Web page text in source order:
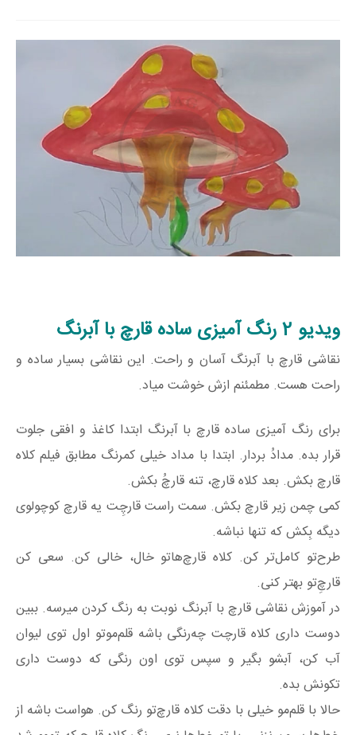
ویدیو 2 رنگ آمیزی ساده قارچ با آبرنگ
نقاشی قارچ با آبرنگ آسان و راحت. این نقاشی بسیار ساده و
راحت هست. مطمئنم ازش خوشت میاد.
برای رنگ آمیزی ساده قارچ با آبرنگ ابتدا کاغذ و افقی جلوت
قرار بده. مدادُ بردار. ابتدا با مداد خیلی کمرنگ مطابق فیلم کلاه
قارچ بکش. بعد کلاه قارچ، تنه قارچُ بکش.
کمی چمن زیر قارچ بکش. سمت راست قارچِت یه قارچ کوچولوی
دیگه بِکش که تنها نباشه.
طرح‌تو کامل‌تر کن. کلاه قارچ‌هاتو خال، خالی کن. سعی کن
قارچ‌ِتو بهتر کنی.
در آموزش نقاشی قارچ با آبرنگ نوبت به رنگ کردن میرسه. ببین
دوست داری کلاه قارچت چه‌رنگی باشه قلم‌موتو اول توی لیوان
آب کن، آبشو بگیر و سپس توی اون رنگی که دوست داری
تکونش بده.
حالا با قلم‌مو خیلی با دقت کلاه قارچ‌تو رنگ کن. هواست باشه از